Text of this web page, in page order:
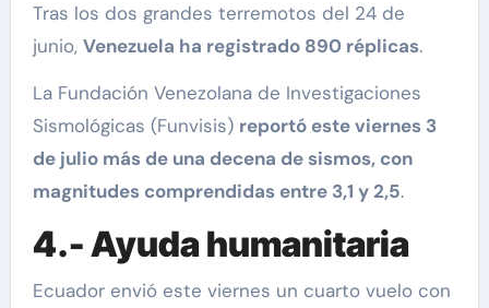
Tras los dos grandes terremotos del 24 de
junio, Venezuela ha registrado 890 réplicas.
La Fundación Venezolana de Investigaciones
Sismológicas (Funvisis) reportó este viernes 3
de julio más de una decena de sismos, con
magnitudes comprendidas entre 3,1 y 2,5.
4.- Ayuda humanitaria
Ecuador envió este viernes un cuarto vuelo con